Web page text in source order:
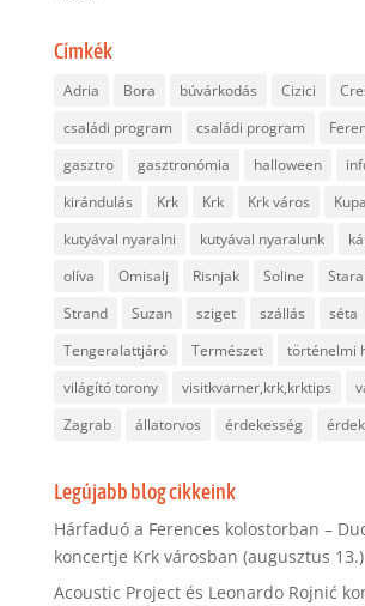
Címkék
Adria Bora búvárkodás Cizici
családi program
családi program
gasztro
gasztronómia halloween
kirándulás
Krk Krk Krk város Kupa
kutyával nyaralni
kutyával nyaralunk
olíva
Omisalj Risnjak Soline
Strand
Suzan sziget szállás séta
Tengeralattjáró
Természet történelmi
világító torony
visitkvarner,krk,krktips
Zagrab
állatorvos érdekesség
Legújabb blog cikkeink
Hárfaduó a Ferences kolostorban –
koncertje Krk városban (augusztus 13.)
Acoustic Project és Leonardo Rojnić